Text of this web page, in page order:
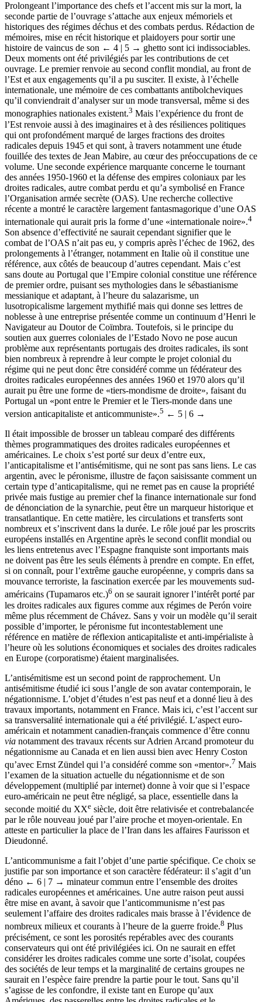
Prolongeant l’importance des chefs et l’accent mis sur la mort, la
seconde partie de l’ouvrage s’attache aux enjeux mémoriels et
historiques des régimes déchus et des combats perdus. Rédaction de
mémoires, mise en récit historique et plaidoyers pour sortir une
histoire de vaincus de son ← 4 | 5 → ghetto sont ici indissociables.
Deux moments ont été privilégiés par les contributions de cet
ouvrage. Le premier renvoie au second conflit mondial, au front de
l’Est et aux engagements qu’il a pu susciter. Il existe, à l’échelle
internationale, une mémoire de ces combattants antibolcheviques
qu’il conviendrait d’analyser sur un mode transversal, même si des
monographies nationales existent.3 Mais l’expérience du front de
l’Est renvoie aussi à des imaginaires et à des résiliences politiques
qui ont profondément marqué de larges fractions des droites
radicales depuis 1945 et qui sont, à travers notamment une étude
fouillée des textes de Jean Mabire, au cœur des préoccupations de ce
volume. Une seconde expérience marquante concerne le tournant
des années 1950-1960 et la défense des empires coloniaux par les
droites radicales, autre combat perdu et qu’a symbolisé en France
l’Organisation armée secrète (OAS). Une recherche collective
récente a montré le caractère largement fantasmagorique d’une OAS
internationale qui aurait pris la forme d’une «internationale noire».4
Son absence d’effectivité ne saurait cependant signifier que le
combat de l’OAS n’ait pas eu, y compris après l’échec de 1962, des
prolongements à l’étranger, notamment en Italie où il constitue une
référence, aux côtés de beaucoup d’autres cependant. Mais c’est
sans doute au Portugal que l’Empire colonial constitue une référence
de premier ordre, puisant ses mythologies dans le sébastianisme
messianique et adaptant, à l’heure du salazarisme, un
lusotropicalisme largement mythifié mais qui donne ses lettres de
noblesse à une entreprise présentée comme un continuum d’Henri le
Navigateur au Doutor de Coïmbra. Toutefois, si le principe du
soutien aux guerres coloniales de l’Estado Novo ne pose aucun
problème aux représentants portugais des droites radicales, ils sont
bien nombreux à reprendre à leur compte le projet colonial du
régime qui ne peut donc être considéré comme un fédérateur des
droites radicales européennes des années 1960 et 1970 alors qu’il
aurait pu être une forme de «tiers-mondisme de droite», faisant du
Portugal un «pont entre le Premier et le Tiers-monde dans une
version anticapitaliste et anticommuniste».5 ← 5 | 6 →
Il était impossible de brosser un tableau comparé des différents
thèmes programmatiques des droites radicales européennes et
américaines. Le choix s’est porté sur deux d’entre eux,
l’anticapitalisme et l’antisémitisme, qui ne sont pas sans liens. Le cas
argentin, avec le péronisme, illustre de façon saisissante comment un
certain type d’anticapitalisme, qui ne remet pas en cause la propriété
privée mais fustige au premier chef la finance internationale sur fond
de dénonciation de la synarchie, peut être un marqueur historique et
transatlantique. En cette matière, les circulations et transferts sont
nombreux et s’inscrivent dans la durée. Le rôle joué par les proscrits
européens installés en Argentine après le second conflit mondial ou
les liens entretenus avec l’Espagne franquiste sont importants mais
ne doivent pas être les seuls éléments à prendre en compte. En effet,
si on connaît, pour l’extrême gauche européenne, y compris dans sa
mouvance terroriste, la fascination exercée par les mouvements sud-
américains (Tupamaros etc.)6 on se saurait ignorer l’intérêt porté par
les droites radicales aux figures comme aux régimes de Perón voire
même plus récemment de Chávez. Sans y voir un modèle qu’il serait
possible d’importer, le péronisme fut incontestablement une
référence en matière de réflexion anticapitaliste et anti-impérialiste à
l’heure où les solutions économiques et sociales des droites radicales
en Europe (corporatisme) étaient marginalisées.
L’antisémitisme est un second point de rapprochement. Un
antisémitisme étudié ici sous l’angle de son avatar contemporain, le
négationnisme. L’objet d’études n’est pas neuf et a donné lieu à des
travaux importants, notamment en France. Mais ici, c’est l’accent sur
sa transversalité internationale qui a été privilégié. L’aspect euro-
américain et notamment canadien-français commence d’être connu
via notamment des travaux récents sur Adrien Arcand promoteur du
négationnisme au Canada et en lien aussi bien avec Henry Coston
qu’avec Ernst Zündel qui l’a considéré comme son «mentor».7 Mais
l’examen de la situation actuelle du négationnisme et de son
développement (multiplié par internet) donne à voir que si l’espace
euro-américain ne peut être négligé, sa place, essentielle dans la
seconde moitié du XXe siècle, doit être relativisée et contrebalancée
par le rôle nouveau joué par l’aire proche et moyen-orientale. En
atteste en particulier la place de l’Iran dans les affaires Faurisson et
Dieudonné.
L’anticommunisme a fait l’objet d’une partie spécifique. Ce choix se
justifie par son importance et son caractère fédérateur: il s’agit d’un
déno ← 6 | 7 → minateur commun entre l’ensemble des droites
radicales européennes et américaines. Une autre raison peut aussi
être mise en avant, à savoir que l’anticommunisme n’est pas
seulement l’affaire des droites radicales mais brasse à l’évidence de
nombreux milieux et courants à l’heure de la guerre froide.8 Plus
précisément, ce sont les porosités repérables avec des courants
conservateurs qui ont été privilégiées ici. On ne saurait en effet
considérer les droites radicales comme une sorte d’isolat, coupées
des sociétés de leur temps et la marginalité de certains groupes ne
saurait en l’espèce faire prendre la partie pour le tout. Sans qu’il
s’agisse de les confondre, il existe tant en Europe qu’aux